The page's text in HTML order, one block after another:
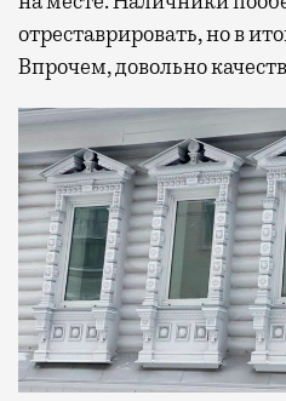
отреставрировать, но в
Впрочем, довольно